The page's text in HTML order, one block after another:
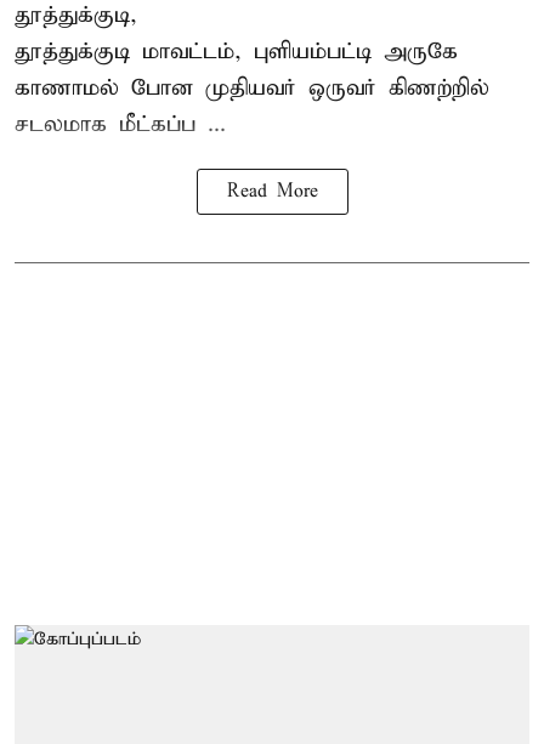
தூத்துக்குடி,
தூத்துக்குடி மாவட்டம், புளியம்பட்டி அருகே
காணாமல் போன முதியவர் ஒருவர் கிணற்றில்
சடலமாக மீட்கப்ப ...
Read More